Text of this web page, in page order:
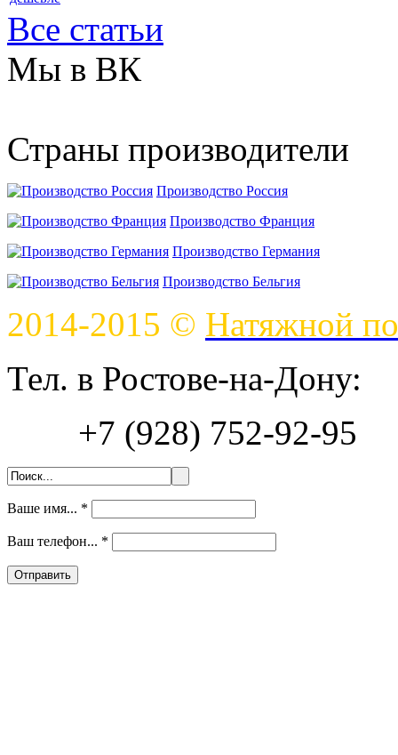
Все статьи
Мы в ВК
Страны производители
Производство Россия
Производство Франция
Производство Германия
Производство Бельгия
2014-2015 © Натяжной
Тел. в Ростове-на-Дону:
+7 (928) 752-92-95
Ваше имя... *
Ваш телефон... *